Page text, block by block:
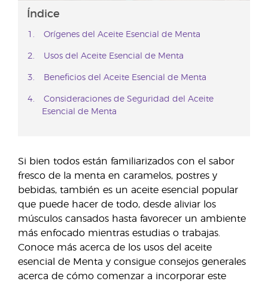
Índice
Orígenes del Aceite Esencial de Menta
Usos del Aceite Esencial de Menta
Beneficios del Aceite Esencial de Menta
Consideraciones de Seguridad del Aceite
Esencial de Menta
Si bien todos están familiarizados con el sabor
fresco de la menta en caramelos, postres y
bebidas, también es un aceite esencial popular
que puede hacer de todo, desde aliviar los
músculos cansados hasta favorecer un ambiente
más enfocado mientras estudias o trabajas.
Conoce más acerca de los usos del aceite
esencial de Menta y consigue consejos generales
acerca de cómo comenzar a incorporar este